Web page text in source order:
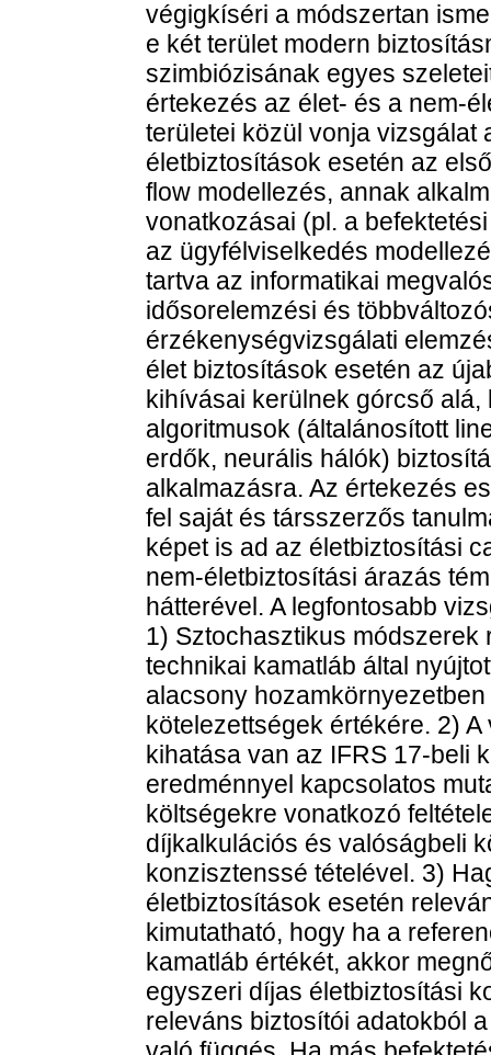
végigkíséri a módszertan
e két terület modern
szimbiózisának egyes
értekezés az élet- és a nem-
területei közül vonja vizsgálat
életbiztosítások esetén az
flow modellezés, annak
vonatkozásai (pl. a
az ügyfélviselkedés
tartva az informatikai
idősorelemzési és
érzékenységvizsgálati
élet biztosítások esetén az
kihívásai kerülnek górcső
algoritmusok (általánosított
erdők, neurális hálók)
alkalmazásra. Az értekezés
fel saját és társszerzős
képet is ad az életbiztosítási
nem-életbiztosítási árazás
hátterével. A legfontosabb
1) Sztochasztikus
technikai kamatláb által
alacsony
kötelezettségek értékére. 2)
kihatása van az IFRS 17-beli
eredménnyel kapcsolatos
költségekre vonatkozó
díjkalkulációs és valóságbeli
konzisztenssé tételével. 3)
életbiztosítások esetén
kimutatható, hogy ha a
kamatláb értékét, akkor
egyszeri díjas életbiztosítási
releváns biztosítói adatokból